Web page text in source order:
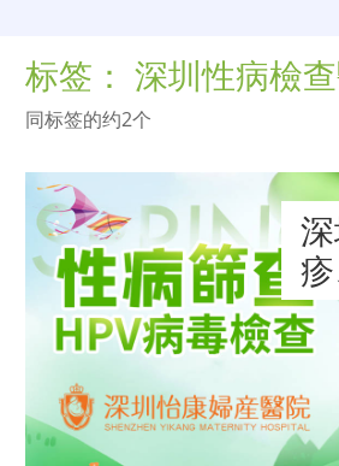
标签： 深圳性病檢
同标签的约2个